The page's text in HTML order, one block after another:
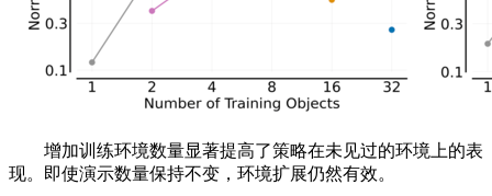
增加训练环境数量显著提高了策略在未见过的环境上的表
现。即使演示数量保持不变，环境扩展仍然有效。